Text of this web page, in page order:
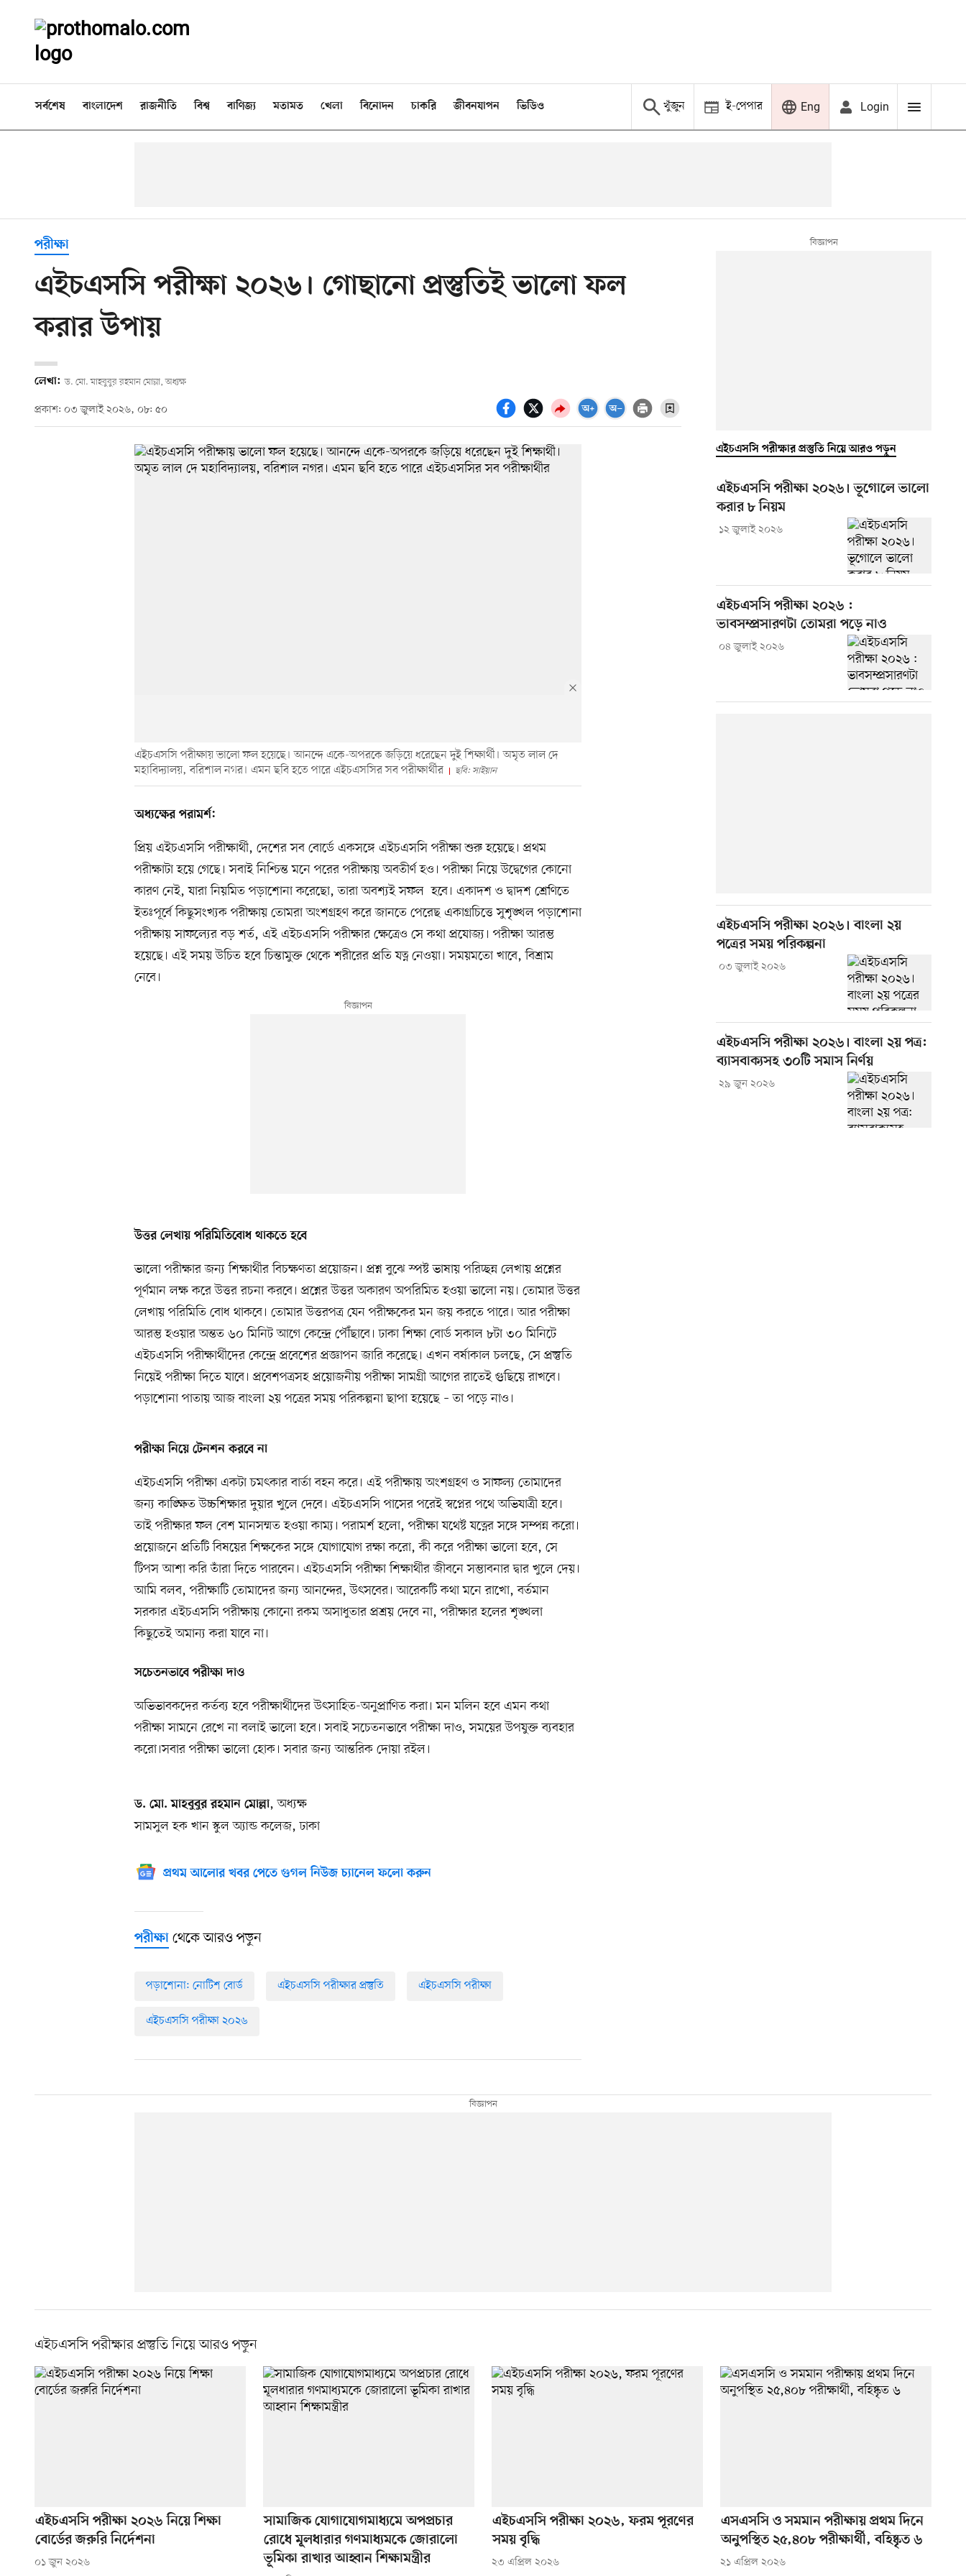
সর্বশেষ বাংলাদেশ রাজনীতি বিশ্ব বাণিজ্য মতামত খেলা বিনোদন চাকরি জীবনযাপন ভিডিও খুঁজুন ই-পেপার Eng Login
পরীক্ষা
এইচএসসি পরীক্ষা ২০২৬। গোছানো প্রস্তুতিই ভালো ফল
করার উপায়
লেখা: ড. মো. মাহবুবুর রহমান মোল্লা, অধ্যক্ষ
প্রকাশ: ০৩ জুলাই ২০২৬, ০৮: ৫০
এইচএসসি পরীক্ষায় ভালো ফল হয়েছে। আনন্দে একে-অপরকে জড়িয়ে ধরেছেন দুই শিক্ষার্থী। অমৃত লাল দে
মহাবিদ্যালয়, বরিশাল নগর। এমন ছবি হতে পারে এইচএসসির সব পরীক্ষার্থীর
ছবি: সাইয়ান
অধ্যক্ষের পরামর্শ:
প্রিয় এইচএসসি পরীক্ষার্থী, দেশের সব বোর্ডে একসঙ্গে এইচএসসি পরীক্ষা শুরু হয়েছে। প্রথম
পরীক্ষাটা হয়ে গেছে। সবাই নিশ্চিন্ত মনে পরের পরীক্ষায় অবতীর্ণ হও। পরীক্ষা নিয়ে উদ্বেগের কোনো
কারণ নেই, যারা নিয়মিত পড়াশোনা করেছো, তারা অবশ্যই সফল হবে। একাদশ ও দ্বাদশ শ্রেণিতে
ইতঃপূর্বে কিছুসংখ্যক পরীক্ষায় তোমরা অংশগ্রহণ করে জানতে পেরেছ একাগ্রচিত্তে সুশৃঙ্খল পড়াশোনা
পরীক্ষায় সাফল্যের বড় শর্ত, এই এইচএসসি পরীক্ষার ক্ষেত্রেও সে কথা প্রযোজ্য। পরীক্ষা আরম্ভ
হয়েছে। এই সময় উচিত হবে চিন্তামুক্ত থেকে শরীরের প্রতি যত্ন নেওয়া। সময়মতো খাবে, বিশ্রাম
নেবে।
উত্তর লেখায় পরিমিতিবোধ থাকতে হবে
ভালো পরীক্ষার জন্য শিক্ষার্থীর বিচক্ষণতা প্রয়োজন। প্রশ্ন বুঝে স্পষ্ট ভাষায় পরিচ্ছন্ন লেখায় প্রশ্নের
পূর্ণমান লক্ষ করে উত্তর রচনা করবে। প্রশ্নের উত্তর অকারণ অপরিমিত হওয়া ভালো নয়। তোমার উত্তর
লেখায় পরিমিতি বোধ থাকবে। তোমার উত্তরপত্র যেন পরীক্ষকের মন জয় করতে পারে। আর পরীক্ষা
আরম্ভ হওয়ার অন্তত ৬০ মিনিট আগে কেন্দ্রে পৌঁছাবে। ঢাকা শিক্ষা বোর্ড সকাল ৮টা ৩০ মিনিটে
এইচএসসি পরীক্ষার্থীদের কেন্দ্রে প্রবেশের প্রজ্ঞাপন জারি করেছে। এখন বর্ষাকাল চলছে, সে প্রস্তুতি
নিয়েই পরীক্ষা দিতে যাবে। প্রবেশপত্রসহ প্রয়োজনীয় পরীক্ষা সামগ্রী আগের রাতেই গুছিয়ে রাখবে।
পড়াশোনা পাতায় আজ বাংলা ২য় পত্রের সময় পরিকল্পনা ছাপা হয়েছে – তা পড়ে নাও।
পরীক্ষা নিয়ে টেনশন করবে না
এইচএসসি পরীক্ষা একটা চমৎকার বার্তা বহন করে। এই পরীক্ষায় অংশগ্রহণ ও সাফল্য তোমাদের
জন্য কাঙ্ক্ষিত উচ্চশিক্ষার দুয়ার খুলে দেবে। এইচএসসি পাসের পরেই স্বপ্নের পথে অভিযাত্রী হবে।
তাই পরীক্ষার ফল বেশ মানসম্মত হওয়া কাম্য। পরামর্শ হলো, পরীক্ষা যথেষ্ট যত্নের সঙ্গে সম্পন্ন করো।
প্রয়োজনে প্রতিটি বিষয়ের শিক্ষকের সঙ্গে যোগাযোগ রক্ষা করো, কী করে পরীক্ষা ভালো হবে, সে
টিপস আশা করি তাঁরা দিতে পারবেন। এইচএসসি পরীক্ষা শিক্ষার্থীর জীবনে সম্ভাবনার দ্বার খুলে দেয়।
আমি বলব, পরীক্ষাটি তোমাদের জন্য আনন্দের, উৎসবের। আরেকটি কথা মনে রাখো, বর্তমান
সরকার এইচএসসি পরীক্ষায় কোনো রকম অসাধুতার প্রশ্রয় দেবে না, পরীক্ষার হলের শৃঙ্খলা
কিছুতেই অমান্য করা যাবে না।
সচেতনভাবে পরীক্ষা দাও
অভিভাবকদের কর্তব্য হবে পরীক্ষার্থীদের উৎসাহিত-অনুপ্রাণিত করা। মন মলিন হবে এমন কথা
পরীক্ষা সামনে রেখে না বলাই ভালো হবে। সবাই সচেতনভাবে পরীক্ষা দাও, সময়ের উপযুক্ত ব্যবহার
করো।সবার পরীক্ষা ভালো হোক। সবার জন্য আন্তরিক দোয়া রইল।
ড. মো. মাহবুবুর রহমান মোল্লা, অধ্যক্ষ
সামসুল হক খান স্কুল অ্যান্ড কলেজ, ঢাকা
প্রথম আলোর খবর পেতে গুগল নিউজ চ্যানেল ফলো করুন
পরীক্ষা থেকে আরও পড়ুন
পড়াশোনা: নোটিশ বোর্ড এইচএসসি পরীক্ষার প্রস্তুতি এইচএসসি পরীক্ষা
এইচএসসি পরীক্ষা ২০২৬
এইচএসসি পরীক্ষার প্রস্তুতি নিয়ে আরও পড়ুন
এইচএসসি পরীক্ষা ২০২৬। ভূগোলে ভালো
করার ৮ নিয়ম
১২ জুলাই ২০২৬
এইচএসসি পরীক্ষা ২০২৬ :
ভাবসম্প্রসারণটা তোমরা পড়ে নাও
০৪ জুলাই ২০২৬
এইচএসসি পরীক্ষা ২০২৬। বাংলা ২য়
পত্রের সময় পরিকল্পনা
০৩ জুলাই ২০২৬
এইচএসসি পরীক্ষা ২০২৬। বাংলা ২য় পত্র:
ব্যাসবাক্যসহ ৩০টি সমাস নির্ণয়
২৯ জুন ২০২৬
এইচএসসি পরীক্ষার প্রস্তুতি নিয়ে আরও পড়ুন
এইচএসসি পরীক্ষা ২০২৬ নিয়ে শিক্ষা
বোর্ডের জরুরি নির্দেশনা
০১ জুন ২০২৬
সামাজিক যোগাযোগমাধ্যমে অপপ্রচার
রোধে মূলধারার গণমাধ্যমকে জোরালো
ভূমিকা রাখার আহ্বান শিক্ষামন্ত্রীর
এইচএসসি পরীক্ষা ২০২৬, ফরম পূরণের
সময় বৃদ্ধি
২৩ এপ্রিল ২০২৬
এসএসসি ও সমমান পরীক্ষায় প্রথম দিনে
অনুপস্থিত ২৫,৪০৮ পরীক্ষার্থী, বহিষ্কৃত ৬
২১ এপ্রিল ২০২৬